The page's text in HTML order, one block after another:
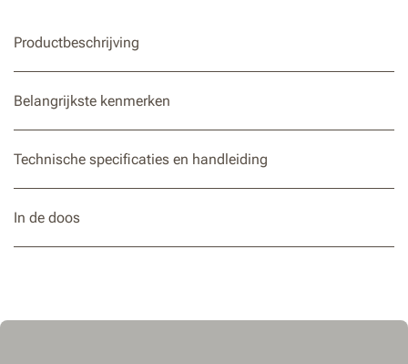
Productbeschrijving
Belangrijkste kenmerken
Technische specificaties en handleiding
In de doos